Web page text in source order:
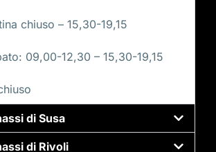
chiuso – 15,30-19,15
09,00-12,30 – 15,30-19,15
di Susa
di Rivoli